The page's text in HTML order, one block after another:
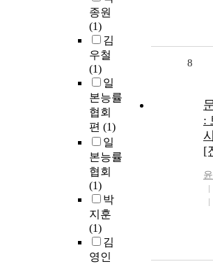
종원
(1)
김
우철
(1)
일
본능률
협회
편 (1)
일
본능률
협회
(1)
박
지훈
(1)
김
영인
8
:
[